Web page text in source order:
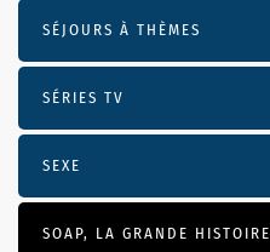
SÉJOURS À THÈMES
SÉRIES TV
SEXE
SOAP, LA GRANDE HISTOIRE